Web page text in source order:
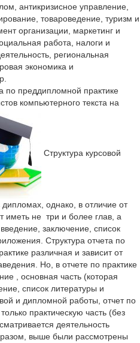
антикризисное управление,
товароведение, туризм и
организации, маркетинг и
работа, налоги и
региональная
экономика и
по преддипломной практике
компьютерного текста на
Структура курсовой
однако, в отличие от
иметь не три и более глав, а
заключение, список
Структура отчета по
различная и зависит от
Но, в отчете по практике
, основная часть (которая
список литературы и
и дипломной работы, отчет по
практическую часть (без
деятельность
выше были рассмотрены